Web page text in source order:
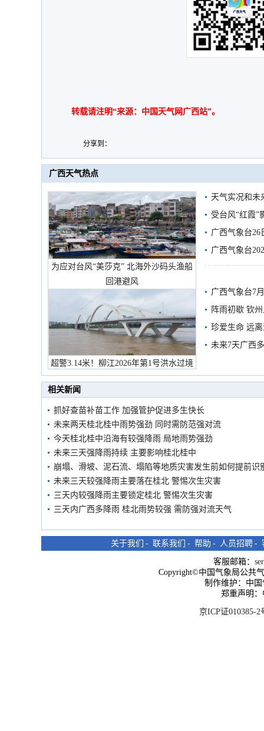
转载请注明“来源：中国天气网广西站”。
分享到：
广西天气热点
为应对台风“美莎克” 北海外沙码头渔船
回港避风
超警3.14米！柳江2026年第1号洪水过境
市民在堤岸见证汛况
天气实况和未
受台风“红霞”
有较强降雨
广西气象台26
广西气象台
预警
广西气象台7
阵雨初歇 钦
珍爱生命 远
未来7天广西
相关新闻
抓好查苗补苗工作 加强管护促进多生快长
未来两天桂北桂中雨势强劲 同时需防范强对流
今天桂北桂中沿海有较强降雨 局地雨势强劲
未来三天强降雨持续 主要影响桂北桂中
崩塌、滑坡、泥石流、塌陷等地质灾害发生前如何提前识
未来三天较强降雨主要落在桂北 警惕次生灾害
三天内较强降雨主要锁定桂北 警惕次生灾害
三天内广西多降雨 桂北雨势较强 需防强对流天气
关于我们 - 联系我们 - 帮助 - 人员招聘 -
客服邮箱：
Copyright©中国气象局公共
制作维护：中
郑重声明
京ICP证010385-2